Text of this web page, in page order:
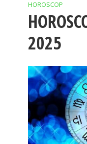
HOROSCOP
2025